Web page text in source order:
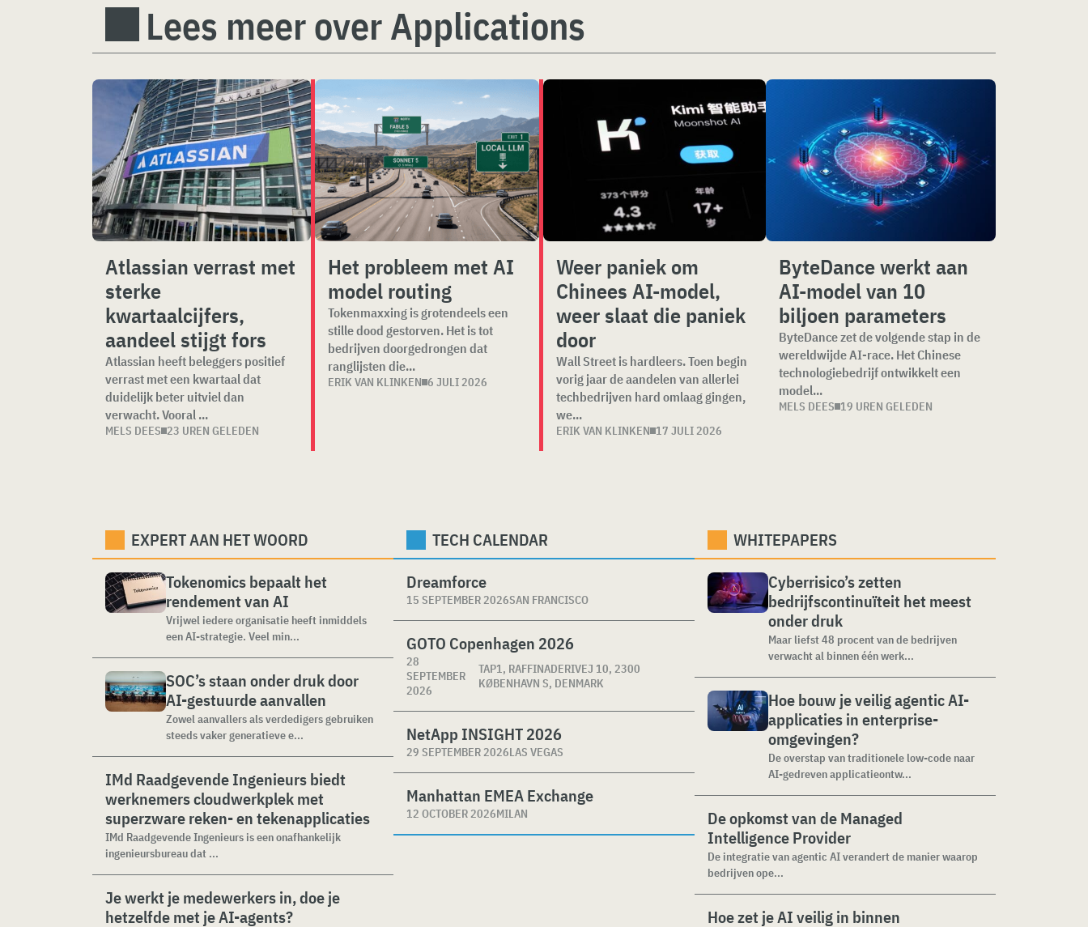
Lees meer over Applications
Atlassian verrast met
sterke
kwartaalcijfers,
aandeel stijgt fors
Atlassian heeft beleggers positief
verrast met een kwartaal dat
duidelijk beter uitviel dan
verwacht. Vooral ...
MELS DEES 23 UREN GELEDEN
Het probleem met AI
model routing
Tokenmaxxing is grotendeels een
stille dood gestorven. Het is tot
bedrijven doorgedrongen dat
ranglijsten die...
ERIK VAN KLINKEN 6 JULI 2026
Weer paniek om
Chinees AI-model,
weer slaat die paniek
door
Wall Street is hardleers. Toen begin
vorig jaar de aandelen van allerlei
techbedrijven hard omlaag gingen,
we...
ERIK VAN KLINKEN 17 JULI 2026
ByteDance werkt aan
AI-model van 10
biljoen parameters
ByteDance zet de volgende stap in de
wereldwijde AI-race. Het Chinese
technologiebedrijf ontwikkelt een
model...
MELS DEES 19 UREN GELEDEN
EXPERT AAN HET WOORD
Tokenomics bepaalt het
rendement van AI
Vrijwel iedere organisatie heeft inmiddels
een AI-strategie. Veel min...
SOC’s staan onder druk door
AI-gestuurde aanvallen
Zowel aanvallers als verdedigers gebruiken
steeds vaker generatieve e...
IMd Raadgevende Ingenieurs biedt
werknemers cloudwerkplek met
superzware reken- en tekenapplicaties
IMd Raadgevende Ingenieurs is een onafhankelijk
ingenieursbureau dat ...
Je werkt je medewerkers in, doe je
hetzelfde met je AI-agents?
TECH CALENDAR
Dreamforce
15 SEPTEMBER 2026SAN FRANCISCO
GOTO Copenhagen 2026
28
SEPTEMBER
2026
TAP1, RAFFINADERIVEJ 10, 2300
KØBENHAVN S, DENMARK
NetApp INSIGHT 2026
29 SEPTEMBER 2026LAS VEGAS
Manhattan EMEA Exchange
12 OCTOBER 2026MILAN
WHITEPAPERS
Cyberrisico’s zetten
bedrijfscontinuïteit het meest
onder druk
Maar liefst 48 procent van de bedrijven
verwacht al binnen één werk...
Hoe bouw je veilig agentic AI-
applicaties in enterprise-
omgevingen?
De overstap van traditionele low-code naar
AI-gedreven applicatieontw...
De opkomst van de Managed
Intelligence Provider
De integratie van agentic AI verandert de manier waarop
bedrijven ope...
Hoe zet je AI veilig in binnen